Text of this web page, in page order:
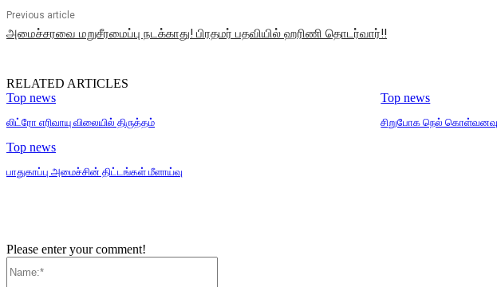
Previous article
அமைச்சரவை மறுசீரமைப்பு நடக்காது! பிரதமர் பதவியில் ஹரிணி தொடர்வார்!!
RELATED ARTICLES
Top news
லிட்ரோ எரிவாயு விலையில் திருத்தம்
Top news
சிறுபோக நெல்
Top news
பாதுகாப்பு அமைச்சின் திட்டங்கள் மீளாய்வு
Please enter your comment!